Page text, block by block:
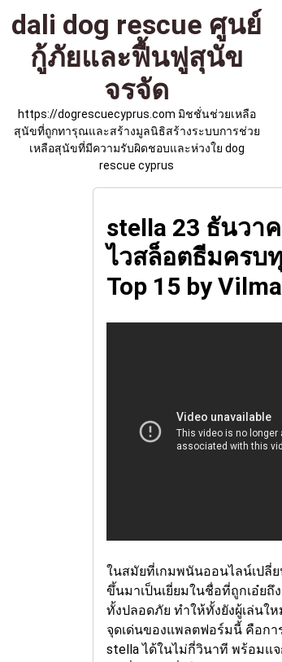
content
dali dog rescue ศูนย์
กู้ภัยและฟื้นฟูสุนัข
จรจัด
https://dogrescuecyprus.com มิชชั่นช่วยเหลือ
สุนัขที่ถูกทารุณและสร้างมูลนิธิสร้างระบบการช่วย
เหลือสุนัขที่มีความรับผิดชอบและห่วงใย dog
rescue cyprus
stella 23 ธันวา
ไวสล็อตธีมครบ
Top 15 by Vilma
ในสมัยที่เกมพนันออนไลน์เปลี่
ขึ้นมาเป็นเยี่ยมในชื่อที่ถูกเอ๋ยถึ
ทั้งปลอดภัย ทำให้ทั้งยังผู้เล่นใ
จุดเด่นของแพลตฟอร์มนี้ คือกา
stella ได้ในไม่กี่วินาที พร้อมแ